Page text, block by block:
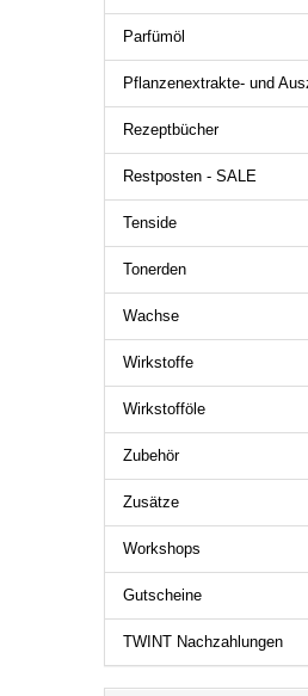
Parfümöl
Pflanzenextrakte- und
Rezeptbücher
Restposten - SALE
Tenside
Tonerden
Wachse
Wirkstoffe
Wirkstofföle
Zubehör
Zusätze
Workshops
Gutscheine
TWINT Nachzahlungen